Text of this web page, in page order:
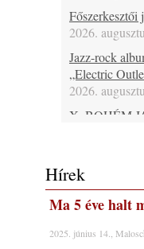
Főszerkesztői
2026.
Jazz-rock
„Electric
2026.
X. BOHÉM
tánc!
2026.
Magyar Jazz
2026.
Hírek
Ma 5 éve halt
2025. június 14.,